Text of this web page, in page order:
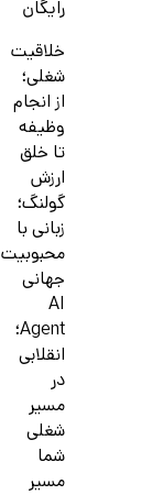
رایگان
خلاقیت
شغلی؛
از انجام
وظیفه
تا خلق
ارزش
گولنگ؛
زبانی با
محبوبیت
جهانی
AI
Agent؛
انقلابی
در
مسیر
شغلی
شما
مسیر